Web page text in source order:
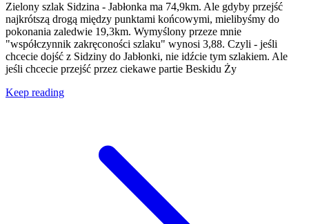
Zielony szlak Sidzina - Jabłonka ma 74,9km. Ale gdyby przejść
najkrótszą drogą między punktami końcowymi, mielibyśmy do
pokonania zaledwie 19,3km. Wymyślony przeze mnie
"współczynnik zakręconości szlaku" wynosi 3,88. Czyli - jeśli
chcecie dojść z Sidziny do Jabłonki, nie idźcie tym szlakiem. Ale
jeśli chcecie przejść przez ciekawe partie Beskidu Ży
Keep reading